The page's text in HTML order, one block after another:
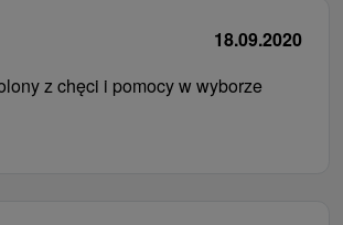
18.09.2020
z chęci i pomocy w wyborze